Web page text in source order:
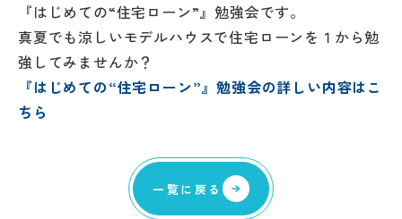
『はじめての“住宅ローン”』勉強会です。
真夏でも涼しいモデルハウスで住宅ローンを１から勉
強してみませんか？
『はじめての“住宅ローン”』勉強会の詳しい内容はこ
ちら
一覧に戻る